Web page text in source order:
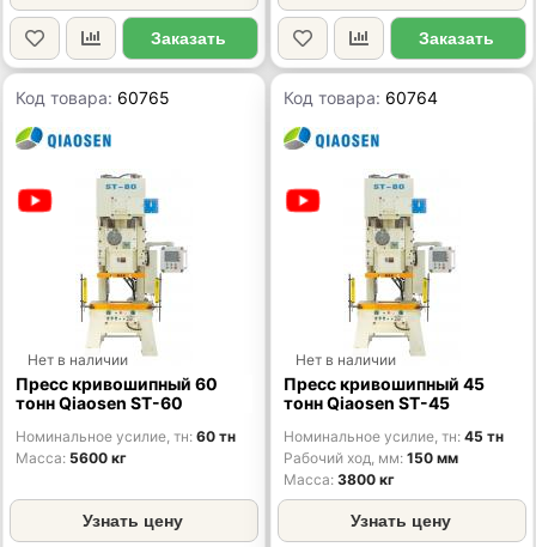
Заказать Заказать
Код товара: 60765
Нет в наличии
Пресс кривошипный 60
тонн Qiaosen ST-60
Номинальное усилие, тн 60 тн
Масса 5600 кг
Узнать цену
Код товара: 60764
Нет в наличии
Пресс кривошипный 45
тонн Qiaosen ST-45
Номинальное усилие, тн 45 тн
Рабочий ход, мм 150 мм
Масса 3800 кг
Узнать цену